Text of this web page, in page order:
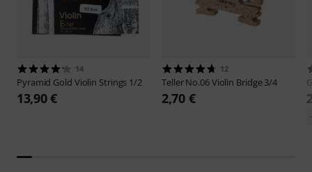
14
Pyramid Gold Violin Strings 1/2
13,90 €
12
TellerNo.06 Violin Bridge 3/4
2,70 €